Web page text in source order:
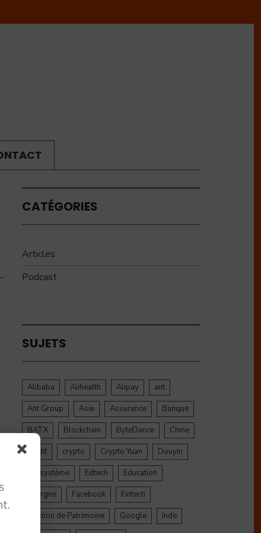
CATÉGORIES
Articles
Podcast
SUJETS
Alibaba Alihealth Alipay
ant
Ant Group
Asie Assurance
Banque
BATX
Blockchain ByteDance
Chine
credit
crypto Crypto Yuan
Douyin
Ecosystème
Edtech
Education
Epargne
Facebook
Fintech
Gestion de Patrimoine
Google
Inde